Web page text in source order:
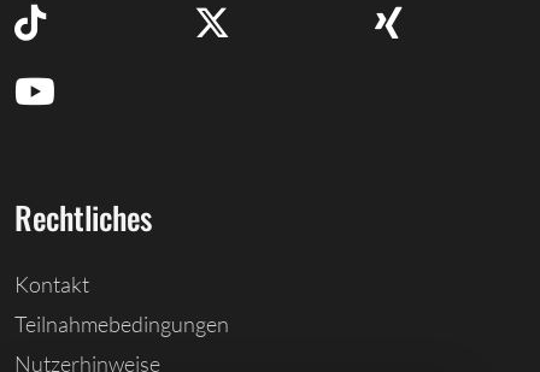
Rechtliches
Kontakt
Teilnahmebedingungen
Nutzerhinweise